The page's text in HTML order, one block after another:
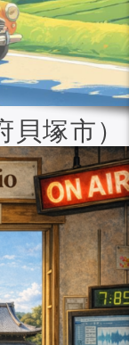
貝塚市）